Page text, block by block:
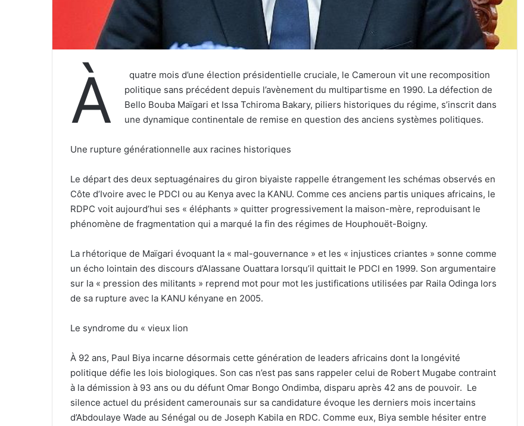
À
quatre mois d’une élection présidentielle cruciale, le Cameroun vit une recomposition
politique sans précédent depuis l’avènement du multipartisme en 1990. La défection de
Bello Bouba Maïgari et Issa Tchiroma Bakary, piliers historiques du régime, s’inscrit dans
une dynamique continentale de remise en question des anciens systèmes politiques.
Une rupture générationnelle aux racines historiques
Le départ des deux septuagénaires du giron biyaiste rappelle étrangement les schémas observés en
Côte d’Ivoire avec le PDCI ou au Kenya avec la KANU. Comme ces anciens partis uniques africains, le
RDPC voit aujourd’hui ses « éléphants » quitter progressivement la maison-mère, reproduisant le
phénomène de fragmentation qui a marqué la fin des régimes de Houphouët-Boigny.
La rhétorique de Maïgari évoquant la « mal-gouvernance » et les « injustices criantes » sonne comme
un écho lointain des discours d’Alassane Ouattara lorsqu’il quittait le PDCI en 1999. Son argumentaire
sur la « pression des militants » reprend mot pour mot les justifications utilisées par Raila Odinga lors
de sa rupture avec la KANU kényane en 2005.
Le syndrome du « vieux lion
À 92 ans, Paul Biya incarne désormais cette génération de leaders africains dont la longévité
politique défie les lois biologiques. Son cas n’est pas sans rappeler celui de Robert Mugabe contraint
à la démission à 93 ans ou du défunt Omar Bongo Ondimba, disparu après 42 ans de pouvoir. Le
silence actuel du président camerounais sur sa candidature évoque les derniers mois incertains
d’Abdoulaye Wade au Sénégal ou de Joseph Kabila en RDC. Comme eux, Biya semble hésiter entre